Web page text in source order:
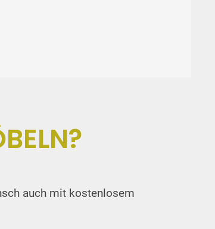
auch mit kostenlosem